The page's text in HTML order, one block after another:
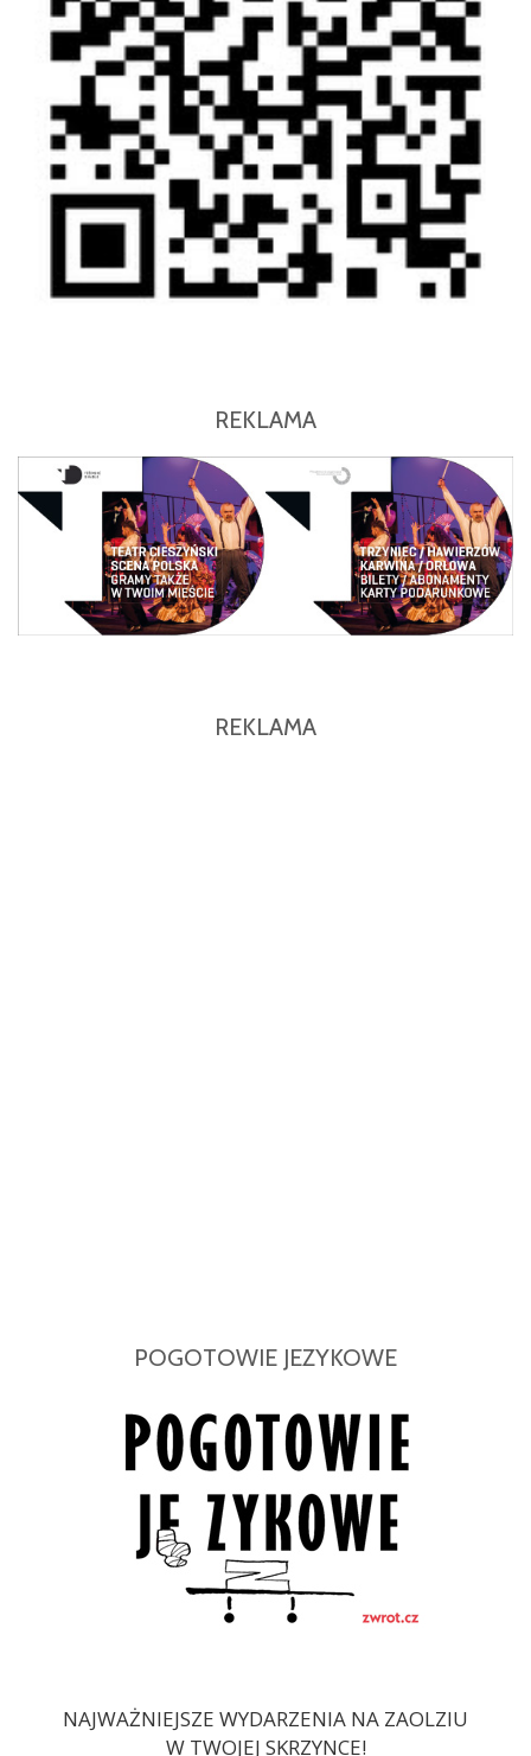
REKLAMA
REKLAMA
POGOTOWIE JEZYKOWE
NAJWAŻNIEJSZE WYDARZENIA NA ZAOLZIU
W TWOJEJ SKRZYNCE!